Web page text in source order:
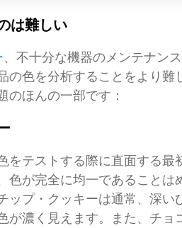
は難しい
、不十分な機器のメンテナン
の色を分析することをより
のほんの一部です：
をテストする際に直面する最
色が完全に均一であること
ップ・クッキーは通常、深
が濃く見えます。また、チョ